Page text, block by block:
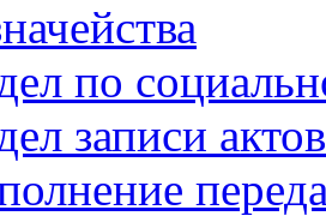
по
записи